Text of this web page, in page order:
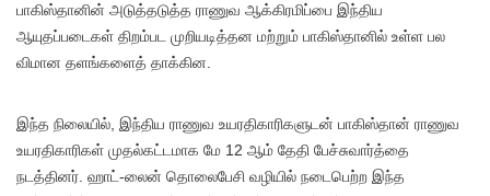
பாகிஸ்தானின் அடுத்தடுத்த ராணுவ ஆக்கிரமிப்பை இந்திய
ஆயுதப்படைகள் திறம்பட முறியடித்தன மற்றும் பாகிஸ்தானில் உள்ள பல
விமான தளங்களைத் தாக்கின.
இந்த நிலையில், இந்திய ராணுவ உயரதிகாரிகளுடன் பாகிஸ்தான் ராணுவ
உயரதிகாரிகள் முதல்கட்டமாக மே 12 ஆம் தேதி பேச்சுவார்த்தை
நடத்தினர். ஹாட்-லைன் தொலைபேசி வழியில் நடைபெற்ற இந்த